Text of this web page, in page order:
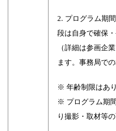
2. プログラム期
段は自身で確保
（詳細は参画企
ます。事務局で
※ 年齢制限はあり
※ プログラム期
り撮影・取材等